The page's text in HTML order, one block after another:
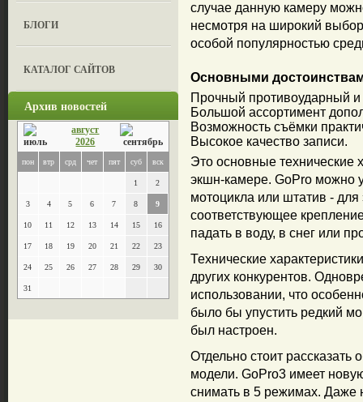
БЛОГИ
КАТАЛОГ САЙТОВ
Архив новостей
август
2026
пон втр срд чет пят суб вск
1 2
3 4 5 6 7 8 9
10 11 12 13 14 15 16
17 18 19 20 21 22 23
24 25 26 27 28 29 30
31
случае данную камеру
несмотря на широкий
особой популярностью
Основными
Прочный противоударный
Большой ассортимент
Возможность съёмки
Высокое качество записи.
Это основные технические
экшн-камере. GoPro можно
мотоцикла или штатив - для
соответствующее
падать в воду, в снег или
Технические
других конкурентов.
использовании, что
было бы упустить редкий
был настроен.
Отдельно стоит рассказать
модели. GoPro3 имеет
снимать в 5 режимах. Даже